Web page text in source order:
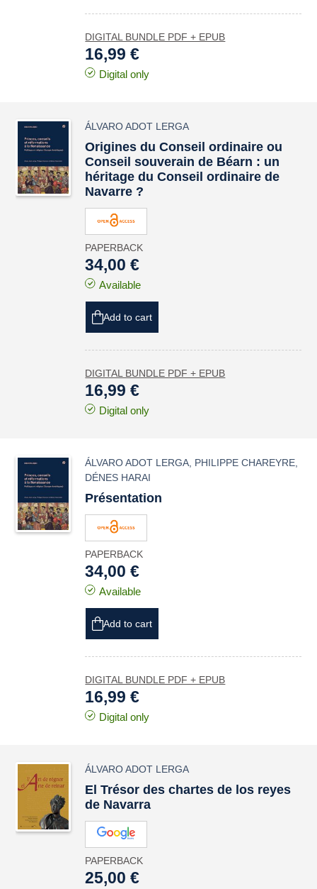
DIGITAL BUNDLE PDF + EPUB
16,99 €
Digital only
ÁLVARO ADOT LERGA
Origines du Conseil ordinaire ou
Conseil souverain de Béarn : un
héritage du Conseil ordinaire de
Navarre ?
PAPERBACK
34,00 €
Available
Add to cart
DIGITAL BUNDLE PDF + EPUB
16,99 €
Digital only
ÁLVARO ADOT LERGA PHILIPPE CHAREYRE
DÉNES HARAI
Présentation
PAPERBACK
34,00 €
Available
Add to cart
DIGITAL BUNDLE PDF + EPUB
16,99 €
Digital only
ÁLVARO ADOT LERGA
ElTrésor des chartes de los reyes
de Navarra
PAPERBACK
25,00 €